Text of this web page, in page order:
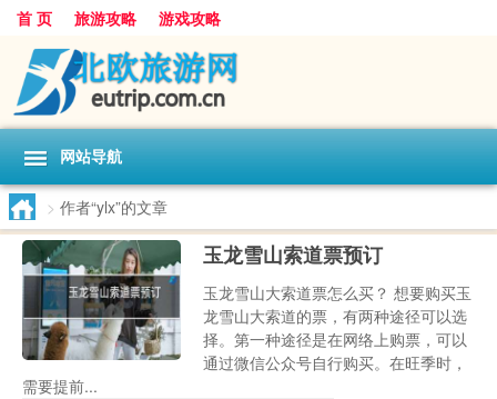
首 页 旅游攻略 游戏攻略
网站导航
> 作者“ylx”的文章
玉龙雪山索道票预订
玉龙雪山大索道票怎么买？ 想要购买玉
龙雪山大索道的票，有两种途径可以选
择。第一种途径是在网络上购票，可以
通过微信公众号自行购买。在旺季时，
需要提前...